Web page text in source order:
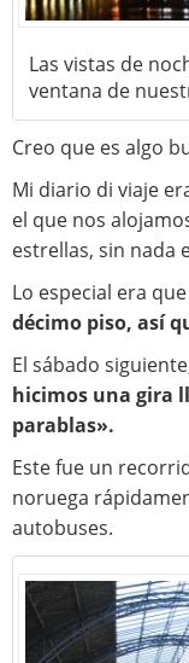
Las vistas de
ventana de
Creo que es algo
Mi diario di viaje
el que nos
estrellas, sin nada
Lo especial era
décimo piso, así
El sábado
hicimos una gira
parablas».
Este fue un
noruega
autobuses.